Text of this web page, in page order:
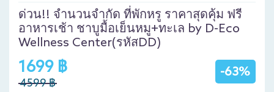
ด่วน!! จำนวนจำกัด ที่พักหรู ราคาสุดคุ้ม ฟรี
อาหารเช้า ชาบูมื้อเย็นหมู+ทะเล by D-Eco
Wellness Center(รหัสDD)
-63%
1699 ฿
4599 ฿